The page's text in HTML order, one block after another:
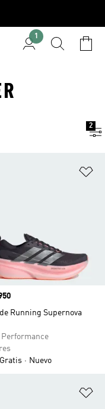
1
2
de Running Supernova
Performance
Nuevo